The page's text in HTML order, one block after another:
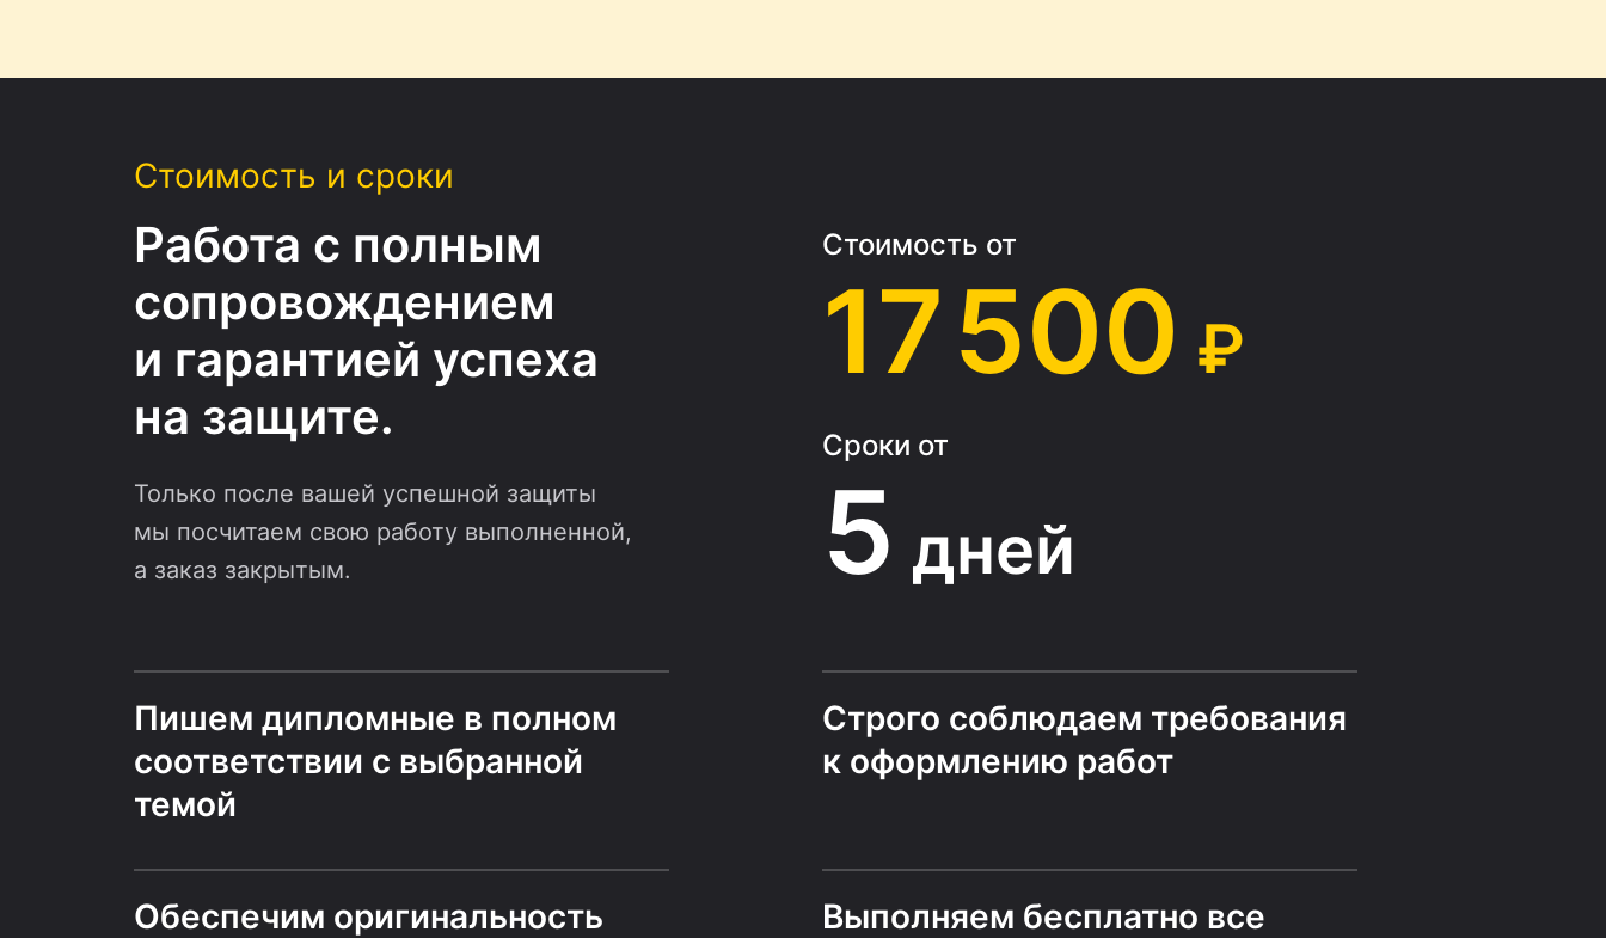
Стоимость и сроки
Работа с полным
сопровождением
и гарантией успеха
на защите.
Только после вашей успешной защиты
мы посчитаем свою работу выполненной,
а заказ закрытым.
Стоимость от
17 500 ₽
Сроки от
5 дней
Пишем дипломные в полном
соответствии с выбранной
темой
Строго соблюдаем требования
к оформлению работ
Обеспечим оригинальность
Выполняем бесплатно все